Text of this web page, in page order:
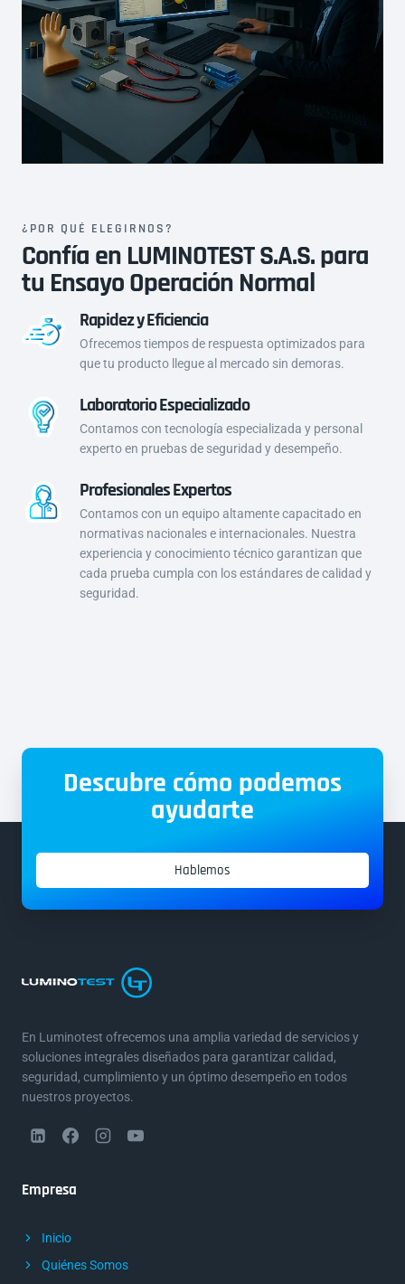
d
a
d
d
a
d
¿POR QUÉ ELEGIRNOS?
Confía en LUMINOTEST S.A.S. para
tu Ensayo Operación Normal
Rapidez y Eficiencia
Ofrecemos tiempos de respuesta optimizados para
que tu producto llegue al mercado sin demoras.
Laboratorio Especializado
Contamos con tecnología especializada y personal
experto en pruebas de seguridad y desempeño.
Profesionales Expertos
Contamos con un equipo altamente capacitado en
normativas nacionales e internacionales. Nuestra
experiencia y conocimiento técnico garantizan que
cada prueba cumpla con los estándares de calidad y
seguridad.
Descubre cómo podemos
ayudarte
Hablemos
En Luminotest ofrecemos una amplia variedad de servicios y
soluciones integrales diseñados para garantizar calidad,
seguridad, cumplimiento y un óptimo desempeño en todos
nuestros proyectos.
Empresa
Inicio
Quiénes Somos